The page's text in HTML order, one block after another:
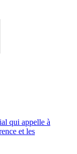
qui appelle à
et les